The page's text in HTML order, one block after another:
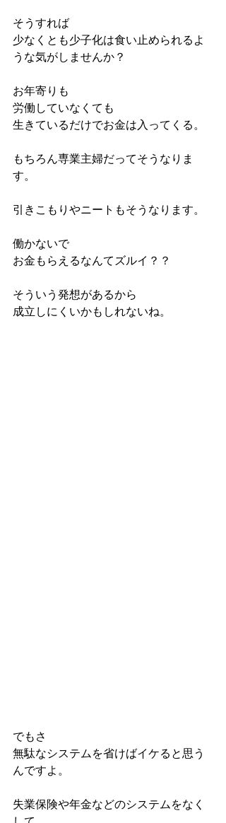
そうすれば
少なくとも少子化は食い止められるよ
うな気がしませんか？
お年寄りも
労働していなくても
生きているだけでお金は入ってくる。
もちろん専業主婦だってそうなりま
す。
引きこもりやニートもそうなります。
働かないで
お金もらえるなんてズルイ？？
そういう発想があるから
成立しにくいかもしれないね。
でもさ
無駄なシステムを省けばイケると思う
んですよ。
失業保険や年金などのシステムをなく